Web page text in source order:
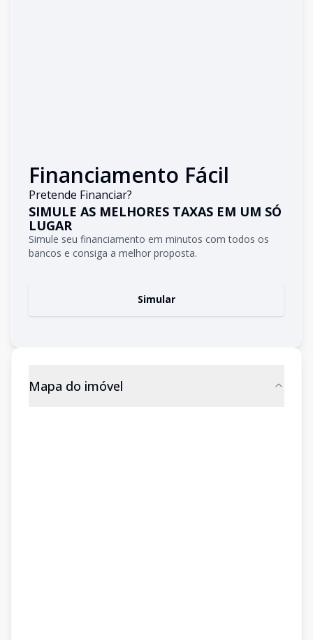
Financiamento Fácil
Pretende Financiar?
SIMULE AS MELHORES TAXAS EM UM SÓ
LUGAR
Simule seu financiamento em minutos com todos os
bancos e consiga a melhor proposta.
Simular
Mapa do imóvel